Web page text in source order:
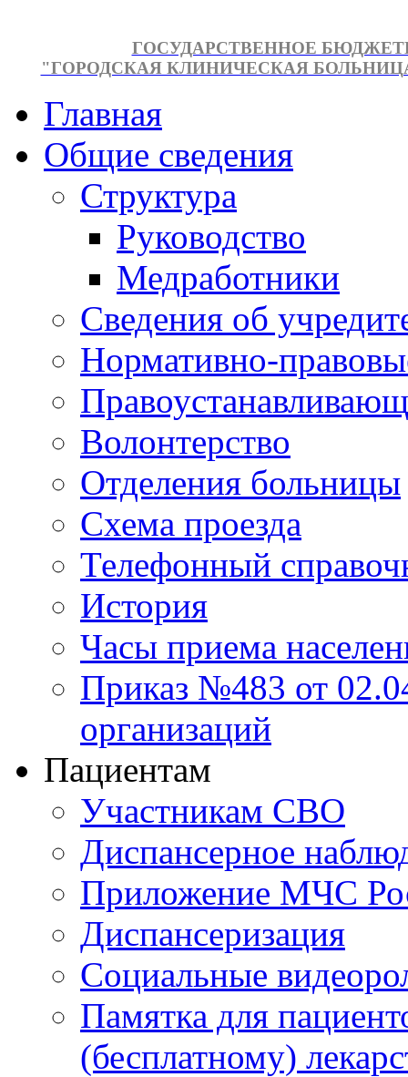
ГОСУДАРСТВЕННОЕ
"ГОРОДСКАЯ КЛИНИЧЕСКАЯ
Главная
Общие сведения
Структура
Руководство
Медработники
Сведения об
Нормативно-
Волонтерство
Отделения больницы
Схема проезда
Телефонный
История
Часы приема
Приказ №483 от
организаций
Пациентам
Участникам СВО
Диспансерное
Приложение МЧС
Диспансеризация
Социальные
Памятка для
(бесплатному)